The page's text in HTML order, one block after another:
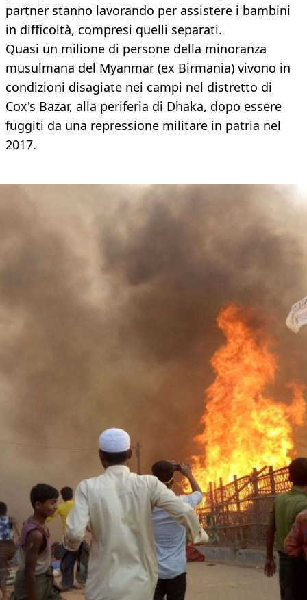
partner stanno lavorando per assistere i bambini
in difficoltà, compresi quelli separati.
Quasi un milione di persone della minoranza
musulmana del Myanmar (ex Birmania) vivono in
condizioni disagiate nei campi nel distretto di
Cox's Bazar, alla periferia di Dhaka, dopo essere
fuggiti da una repressione militare in patria nel
2017.